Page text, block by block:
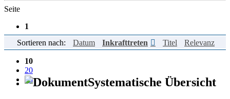
Seite
1
Einträge pro Seite
10
20
50
Sortieren nach: Datum Inkrafttreten Titel Relevanz
Systematische Übersicht